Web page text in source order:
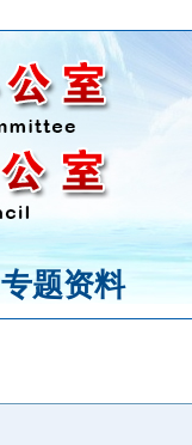
专题资料